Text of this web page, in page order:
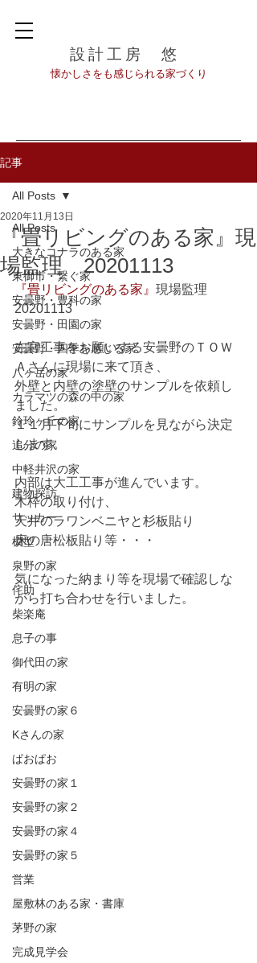
設計工房 悠
​懐かしさをも感じられる家づくり
記事
All Posts
大きなコナラのある家
東御市・繋ぐ家
安曇野・豊科の家
安曇野・田園の家
安曇野・四季を感じる家
八ヶ岳の家
カラマツの森の中の家
鈴玲ヶ丘の家
追分の家
中軽井沢の家
建物探訪
サッカー
模型
泉野の家
侘助
柴楽庵
息子の事
御代田の家
有明の家
安曇野の家６
Kさんの家
ぱおぱお
安曇野の家１
安曇野の家２
安曇野の家４
安曇野の家５
営業
屋敷林のある家・書庫
茅野の家
完成見学会
All Posts
『畳リビングのある家』現
場監理 20201113
2020年11月13日
『畳リビングのある家』 現場監理
20201113
左官工事をお願いする安曇野のＴＯＷ
Ａさんに現場に来て頂き、
外壁と内壁の塗壁のサンプルを依頼し
ました。
１１月下旬にサンプルを見ながら決定
します。
内部は大工工事が進んでいます。
木枠の取り付け、
天井のラワンベニヤと杉板貼り
床の唐松板貼り等・・・
気になった納まり等を現場で確認しな
がら打ち合わせを行いました。